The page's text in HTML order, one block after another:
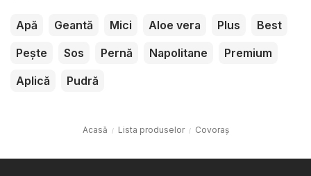
Apă Geantă Mici Aloe vera Plus
Best
Pește
Sos Pernă Napolitane
Premium
Aplică
Pudră
Acasă Lista produselor Covoraș